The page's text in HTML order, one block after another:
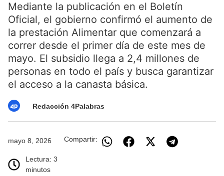
Mediante la publicación en el Boletín
Oficial, el gobierno confirmó el aumento de
la prestación Alimentar que comenzará a
correr desde el primer día de este mes de
mayo. El subsidio llega a 2,4 millones de
personas en todo el país y busca garantizar
el acceso a la canasta básica.
Redacción 4Palabras
mayo 8, 2026
Lectura: 3
minutos
Compartir: